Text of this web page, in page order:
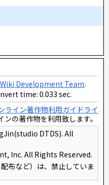
Development Team.
time: 0.033 sec.
ライン著作物利用ガイドライ
の著作物を利用致します。
DTDS). All
Inc. All Rights Reserved.
布など）は、禁止していま